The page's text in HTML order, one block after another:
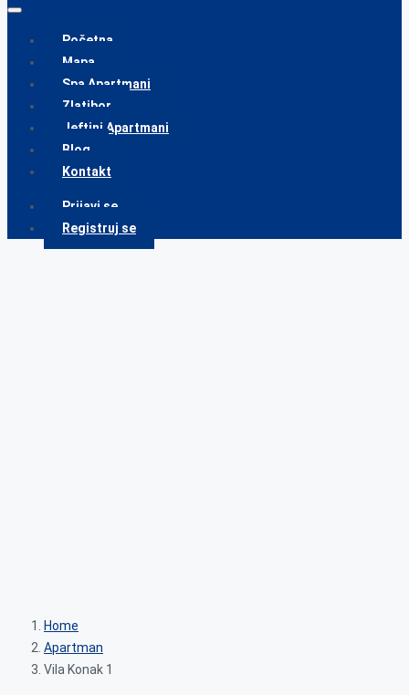
Početna
Mapa
Spa Apartmani
Zlatibor
Jeftini Apartmani
Blog
Kontakt
Prijavi se
Registruj se
Home
Apartman
Vila Konak 1